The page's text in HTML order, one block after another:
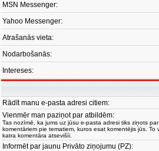
MSN Messenger:
Yahoo Messenger:
Atrašanās vieta:
Nodarbošanās:
Intereses:
Rādīt manu e-pasta adresi citiem:
Vienmēr man paziņot par atbildēm:
Tas nozīmē, ka jums uz jūsu e-pasta adresi tiks ziņots
komentāriem pie tematiem, kuros esat komentējis jūs. To
katra komentāra atsevišíi.
Informēt par jaunu Privāto ziņojumu (PZ):